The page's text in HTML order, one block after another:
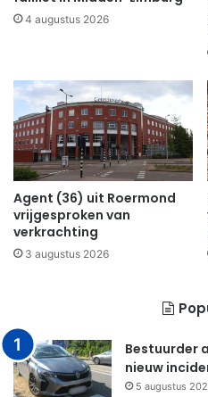
4 augustus 2026
Agent (36) uit Roermond
vrijgesproken van
verkrachting
3 augustus 2026
Bestuurder
nieuw
5 augustus